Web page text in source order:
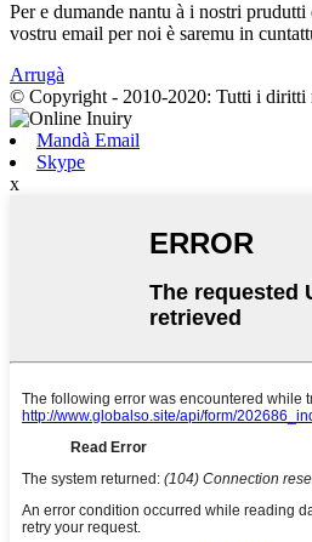
Per e dumande nantu à i nostri
vostru email per noi è saremu in
Arrugà
© Copyright - 2010-2020: Tutti i diritti
Mandà Email
Skype
x